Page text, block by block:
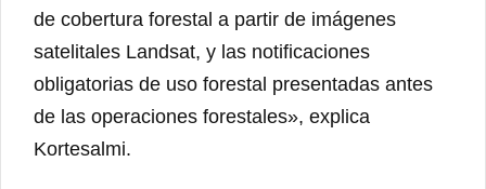
de cobertura forestal a partir de imágenes
satelitales Landsat, y las notificaciones
obligatorias de uso forestal presentadas antes
de las operaciones forestales», explica
Kortesalmi.